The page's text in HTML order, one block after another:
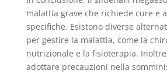
malattia grave che richiede cure e
specifiche. Esistono diverse
per gestire la malattia, come la
nutrizionale e la fisioterapia.
adottare precauzioni nella